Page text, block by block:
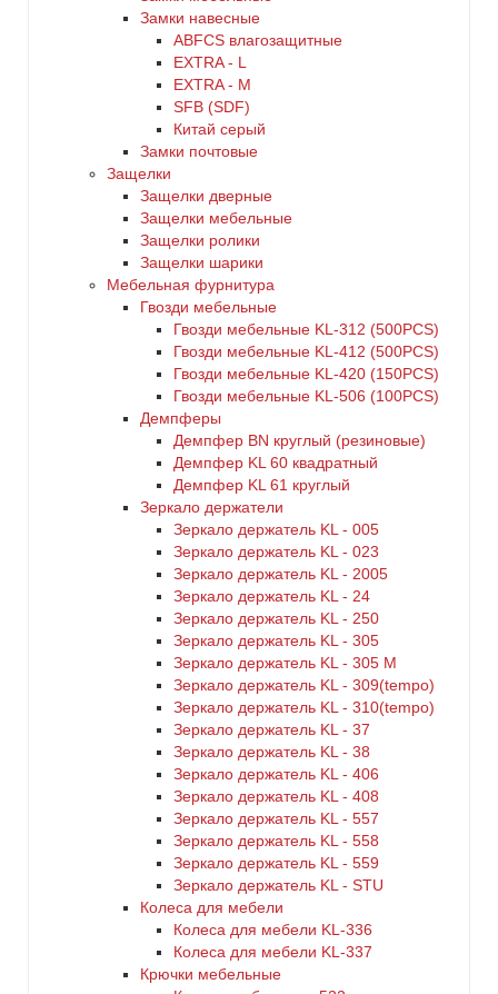
Замки навесные
ABFCS влагозащитные
EXTRA - L
EXTRA - М
SFB (SDF)
Китай серый
Замки почтовые
Защелки
Защелки дверные
Защелки мебельные
Защелки ролики
Защелки шарики
Мебельная фурнитура
Гвозди мебельные
Гвозди мебельные KL-312 (500PCS)
Гвозди мебельные KL-412 (500PCS)
Гвозди мебельные KL-420 (150PCS)
Гвозди мебельные KL-506 (100PCS)
Демпферы
Демпфер BN круглый (резиновые)
Демпфер KL 60 квадратный
Демпфер KL 61 круглый
Зеркало держатели
Зеркало держатель KL - 005
Зеркало держатель KL - 023
Зеркало держатель KL - 2005
Зеркало держатель KL - 24
Зеркало держатель KL - 250
Зеркало держатель KL - 305
Зеркало держатель KL - 305 M
Зеркало держатель KL - 309(tempo)
Зеркало держатель KL - 310(tempo)
Зеркало держатель KL - 37
Зеркало держатель KL - 38
Зеркало держатель KL - 406
Зеркало держатель KL - 408
Зеркало держатель KL - 557
Зеркало держатель KL - 558
Зеркало держатель KL - 559
Зеркало держатель KL - STU
Колеса для мебели
Колеса для мебели KL-336
Колеса для мебели KL-337
Крючки мебельные